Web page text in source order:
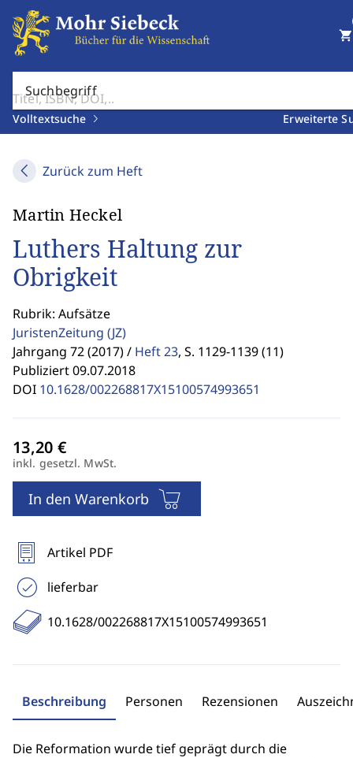
Suchbegriff
Volltextsuche Erweiterte
shopping_cart
Zurück zum Heft
Martin Heckel
Luthers Haltung zur
Obrigkeit
Rubrik: Aufsätze
JuristenZeitung (JZ)
Jahrgang 72 (2017) / Heft 23, S. 1129-1139 (11)
Publiziert 09.07.2018
DOI 10.1628/002268817X15100574993651
inkl. gesetzl. MwSt.
In den Warenkorb
Artikel PDF
lieferbar
10.1628/002268817X15100574993651
Beschreibung Personen Rezensionen
Die Reformation wurde tief geprägt durch die